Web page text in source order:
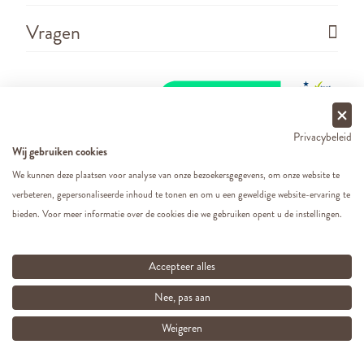
Vragen
Copyright ©2026 - Cats&Dogs - Website byeWings
e-commerce
Privacybeleid
Wij gebruiken cookies
We kunnen deze plaatsen voor analyse van onze bezoekersgegevens, om onze website te
verbeteren, gepersonaliseerde inhoud te tonen en om u een geweldige website-ervaring te
bieden. Voor meer informatie over de cookies die we gebruiken opent u de instellingen.
Accepteer alles
Nee, pas aan
Weigeren